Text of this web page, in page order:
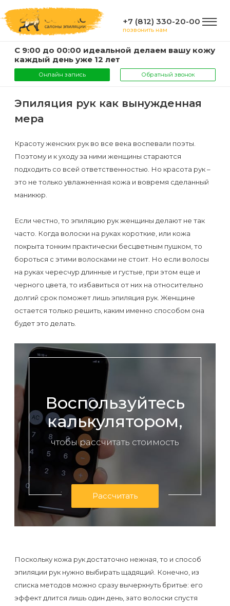
+7 (812) 330-20-00
позвонить нам
С 9:00 до 00:00 идеальной делаем вашу кожу
каждый день уже 12 лет
Онлайн запись Обратный звонок
ГЛАВНАЯ
Услуги
и
цены
Эпиляция
воском
Мужская
депиляция
Бикини-
дизайн
компании
Отзывы
Материалы
и
инструменты
Оборудование
Партнерство
Администраторы
Контакты
ИНФОРМАЦИЯ
Фото
Вопросы-
ответы
Статьи
Блог
Форум
Карта
сайта
Подготовка
к
процедуре
эпиляции
воском
Эпиляция
Сфинксе
Формула-1
Эпиляция
первый
раз
перед
важным
Противопоказания
к
эпиляции
КОНТАКТЫ
Эпиляция рук как вынужденная
мера
Красоту женских рук во все века воспевали поэты.
Поэтому и к уходу за ними женщины стараются
подходить со всей ответственностью. Но красота рук –
это не только увлажненная кожа и вовремя сделанный
маникюр.
Если честно, то эпиляцию рук женщины делают не так
часто. Когда волоски на руках короткие, или кожа
покрыта тонким практически бесцветным пушком, то
бороться с этими волосками не стоит. Но если волосы
на руках чересчур длинные и густые, при этом еще и
черного цвета, то избавиться от них на относительно
долгий срок поможет лишь эпиляция рук. Женщине
остается только решить, каким именно способом она
будет это делать.
Воспользуйтесь
калькулятором,
чтобы рассчитать стоимость
Рассчитать
Поскольку кожа рук достаточно нежная, то и способ
эпиляции рук нужно выбирать щадящий. Конечно, из
списка методов можно сразу вычеркнуть бритье: его
эффект длится лишь один день, зато волоски спустя